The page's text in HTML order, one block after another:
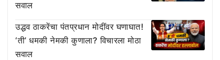
सवाल
उद्धव ठाकरेंचा पंतप्रधान मोदींवर घणाघात!
‘ती’ धमकी नेमकी कुणाला? विचारला मोठा
सवाल